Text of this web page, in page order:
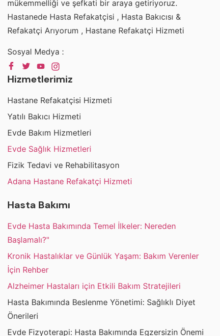
mükemmelliği ve şefkati bir araya getiriyoruz.
Hastanede Hasta Refakatçisi , Hasta Bakıcısı &
Refakatçi Arıyorum , Hastane Refakatçi Hizmeti
Sosyal Medya :
Hizmetlerimiz
Hastane Refakatçisi Hizmeti
Yatılı Bakıcı Hizmeti
Evde Bakım Hizmetleri
Evde Sağlık Hizmetleri
Fizik Tedavi ve Rehabilitasyon
Adana Hastane Refakatçi Hizmeti
Hasta Bakımı
Evde Hasta Bakımında Temel İlkeler: Nereden
Başlamalı?"
Kronik Hastalıklar ve Günlük Yaşam: Bakım Verenler
İçin Rehber
Alzheimer Hastaları için Etkili Bakım Stratejileri
Hasta Bakımında Beslenme Yönetimi: Sağlıklı Diyet
Önerileri
Evde Fizyoterapi: Hasta Bakımında Egzersizin Önemi